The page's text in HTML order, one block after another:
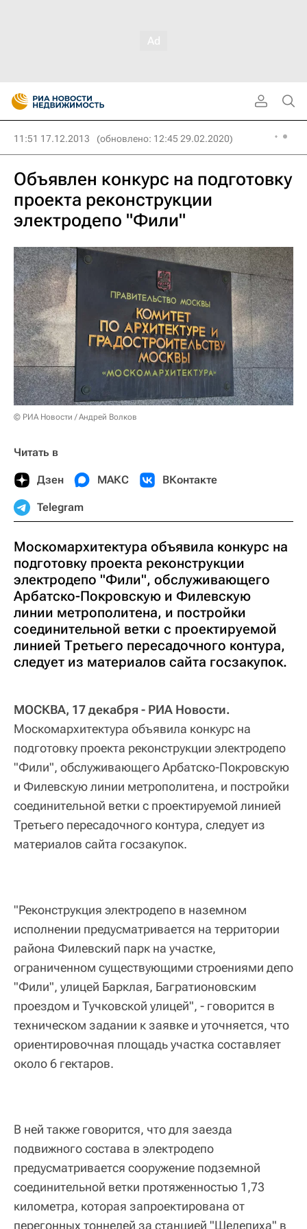
11:51 17.12.2013 (обновлено: 12:45 29.02.2020)
Объявлен конкурс на подготовку
проекта реконструкции
электродепо "Фили"
© РИА Новости / Андрей Волков
Читать в
Дзен МАКС ВКонтакте
Telegram
Москомархитектура объявила конкурс на
подготовку проекта реконструкции
электродепо "Фили", обслуживающего
Арбатско-Покровскую и Филевскую
линии метрополитена, и постройки
соединительной ветки с проектируемой
линией Третьего пересадочного контура,
следует из материалов сайта госзакупок.
МОСКВА, 17 декабря - РИА Новости.
Москомархитектура объявила конкурс на
подготовку проекта реконструкции электродепо
"Фили", обслуживающего Арбатско-Покровскую
и Филевскую линии метрополитена, и постройки
соединительной ветки с проектируемой линией
Третьего пересадочного контура, следует из
материалов сайта госзакупок.
"Реконструкция электродепо в наземном
исполнении предусматривается на территории
района Филевский парк на участке,
ограниченном существующими строениями депо
"Фили", улицей Барклая, Багратионовским
проездом и Тучковской улицей", - говорится в
техническом задании к заявке и уточняется, что
ориентировочная площадь участка составляет
около 6 гектаров.
В ней также говорится, что для заезда
подвижного состава в электродепо
предусматривается сооружение подземной
соединительной ветки протяженностью 1,73
километра, которая запроектирована от
перегонных тоннелей за станцией "Шелепиха" в